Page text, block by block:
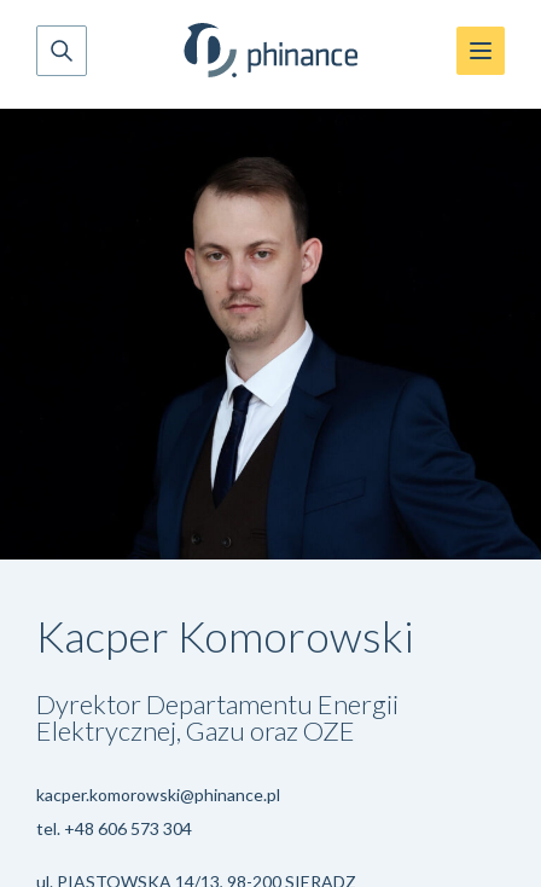
Kacper Komorowski
Dyrektor Departamentu Energii
Elektrycznej, Gazu oraz OZE
kacper.komorowski@phinance.pl
tel. +48 606 573 304
ul. PIASTOWSKA 14/13, 98-200 SIERADZ